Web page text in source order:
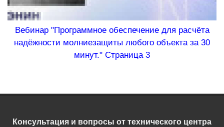
Вебинар "Программное обеспечение для расчёта
надёжности молниезащиты любого объекта за 30
минут." Страница 3
Консультация и вопросы от технического центра